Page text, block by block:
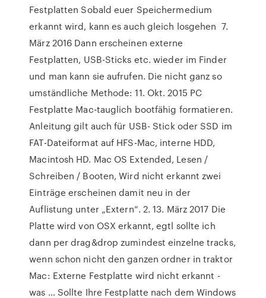
Festplatten Sobald euer Speichermedium
erkannt wird, kann es auch gleich losgehen 7.
März 2016 Dann erscheinen externe
Festplatten, USB-Sticks etc. wieder im Finder
und man kann sie aufrufen. Die nicht ganz so
umständliche Methode: 11. Okt. 2015 PC
Festplatte Mac-tauglich bootfähig formatieren.
Anleitung gilt auch für USB- Stick oder SSD im
FAT-Dateiformat auf HFS-Mac, interne HDD,
Macintosh HD. Mac OS Extended, Lesen /
Schreiben / Booten, Wird nicht erkannt zwei
Einträge erscheinen damit neu in der
Auflistung unter „Extern“. 2. 13. März 2017 Die
Platte wird von OSX erkannt, egtl sollte ich
dann per drag&drop zumindest einzelne tracks,
wenn schon nicht den ganzen ordner in traktor
Mac: Externe Festplatte wird nicht erkannt -
was … Sollte Ihre Festplatte nach dem Windows